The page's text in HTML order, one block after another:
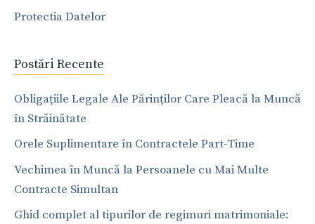
Protectia Datelor
Postări Recente
Obligațiile Legale Ale Părinților Care Pleacă la Muncă
în Străinătate
Orele Suplimentare în Contractele Part-Time
Vechimea în Muncă la Persoanele cu Mai Multe
Contracte Simultan
Ghid complet al tipurilor de regimuri matrimoniale: